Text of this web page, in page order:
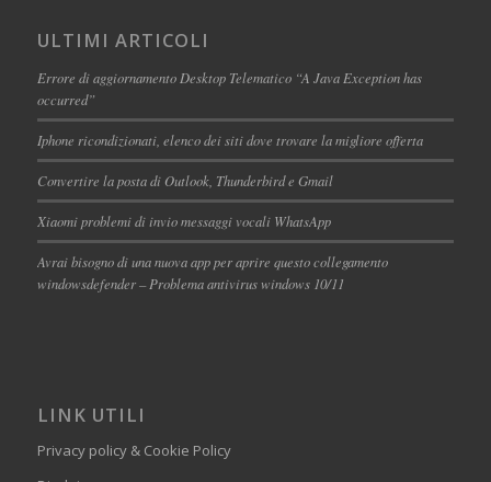
ULTIMI ARTICOLI
Errore di aggiornamento Desktop Telematico “A Java Exception has
occurred”
Iphone ricondizionati, elenco dei siti dove trovare la migliore offerta
Convertire la posta di Outlook, Thunderbird e Gmail
Xiaomi problemi di invio messaggi vocali WhatsApp
Avrai bisogno di una nuova app per aprire questo collegamento
windowsdefender – Problema antivirus windows 10/11
LINK UTILI
Privacy policy & Cookie Policy